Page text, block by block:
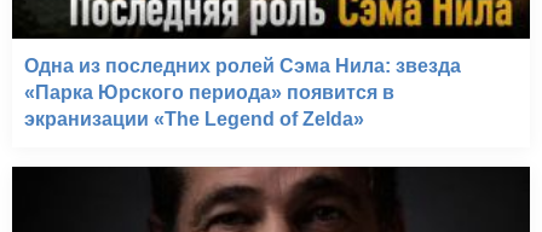
Одна из последних ролей Сэма Нила: звезда
«Парка Юрского периода» появится в
экранизации «The Legend of Zelda»